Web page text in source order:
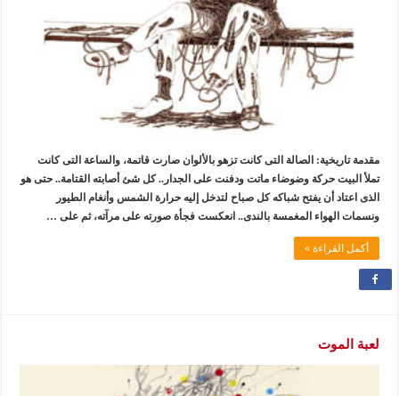
مقدمة تاريخية: الصالة التى كانت تزهو بالألوان صارت قاتمة، والساعة التى كانت
تملأ البيت حركة وضوضاء ماتت ودفنت على الجدار.. كل شئ أصابته القتامة.. حتى هو
الذى اعتاد أن يفتح شباكه كل صباح لتدخل إليه حرارة الشمس وأنغام الطيور
ونسمات الهواء المغمسة بالندى.. انعكست فجأة صورته على مرآته، ثم على …
أكمل القراءة »
لعبة الموت